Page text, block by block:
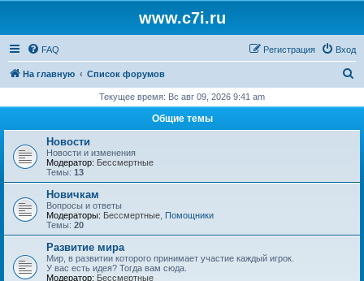
www.c7i.ru
FAQ Вход
Регистрация
На главную Список форумов
с
Текущее время: Вс авг 09, 2026 9:41 am
Общие темы
Новости
Новости и изменения
Модератор: Бессмертные
Темы: 13
Новичкам
Вопросы и ответы
Модераторы: Бессмертные Помощники
Темы: 20
Развитие мира
Мир, в развитии которого принимает участие каждый игрок.
У вас есть идея? Тогда вам сюда.
Модератор: Бессмертные